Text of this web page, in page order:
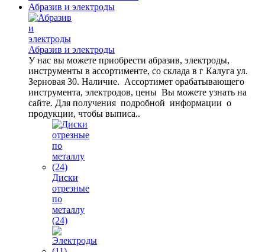
Абразив и электроды
Абразив и электроды
У нас вы можете приобрести абразив, электроды,
инструменты в ассортименте, со склада в г Калуга ул.
Зерновая 30. Наличие. Ассортимет орабатывающего
инструмента, электродов, цены Вы можете узнать на
сайте. Для получения подробной информации о
продукции, чтобы выписа..
Диски
отрезные
по
металлу
(24)